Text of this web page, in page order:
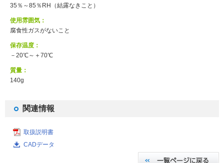
35％～85％RH（結露なきこと）
使用雰囲気：
腐食性ガスがないこと
保存温度：
－20℃～＋70℃
質量：
140g
関連情報
取扱説明書
CADデータ